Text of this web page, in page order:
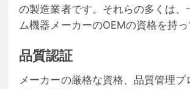
の製造業者です。それらの多くは、
ム機器メーカーのOEMの資格を持っ
品質認証
メーカーの厳格な資格、品質管理プ